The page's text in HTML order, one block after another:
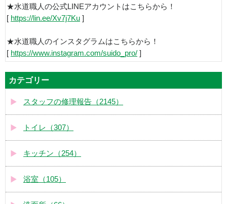
★水道職人の公式LINEアカウントはこちらから！
[ https://lin.ee/Xv7j7Ku ]
★水道職人のインスタグラムはこちらから！
[ https://www.instagram.com/suido_pro/ ]
カテゴリー
スタッフの修理報告（2145）
トイレ（307）
キッチン（254）
浴室（105）